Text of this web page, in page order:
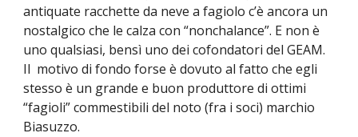
antiquate racchette da neve a fagiolo c’è ancora un
nostalgico che le calza con “nonchalance”. E non è
uno qualsiasi, bensì uno dei cofondatori del GEAM.
Il motivo di fondo forse è dovuto al fatto che egli
stesso è un grande e buon produttore di ottimi
“fagioli” commestibili del noto (fra i soci) marchio
Biasuzzo.